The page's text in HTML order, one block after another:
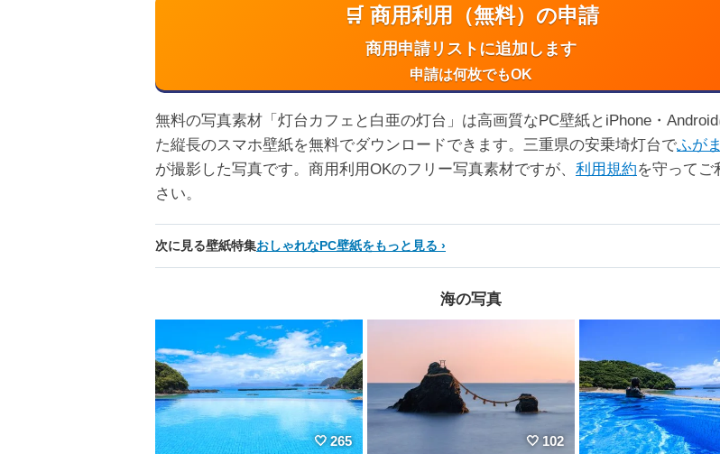
🛒 商用利用（無料）の申請
商用申請リストに追加します
申請は何枚でもOK
無料の写真素材「灯台カフェと白亜の灯台」は高画質なPC壁紙とiPhone・
た縦長のスマホ壁紙を無料でダウンロードできます。三重県の安乗埼灯台でふが
が撮影した写真です。商用利用OKのフリー写真素材ですが、 利用規約を守ってご
さい。
次に見る壁紙特集おしゃれなPC壁紙をもっと見る
海の写真
265 102